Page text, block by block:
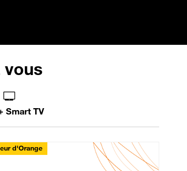
vous
Smart TV
d'Orange